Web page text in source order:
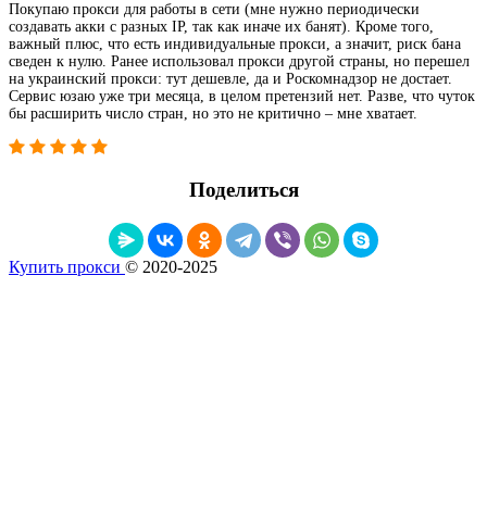
Покупаю прокси для работы в сети (мне нужно периодически
создавать акки с разных IP, так как иначе их банят). Кроме того,
важный плюс, что есть индивидуальные прокси, а значит, риск бана
сведен к нулю. Ранее использовал прокси другой страны, но перешел
на украинский прокси: тут дешевле, да и Роскомнадзор не достает.
Сервис юзаю уже три месяца, в целом претензий нет. Разве, что чуток
бы расширить число стран, но это не критично – мне хватает.
Поделиться
Купить прокси © 2020-2025